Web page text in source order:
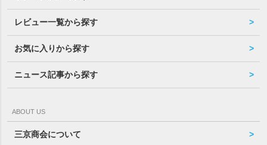
レビュー一覧から探す
お気に入りから探す
ニュース記事から探す
ABOUT US
三京商会について